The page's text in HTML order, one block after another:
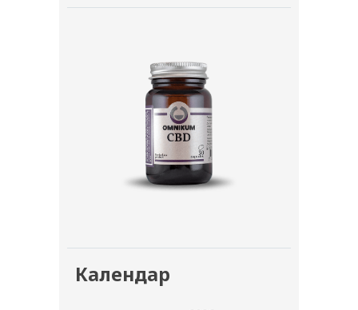
Календар